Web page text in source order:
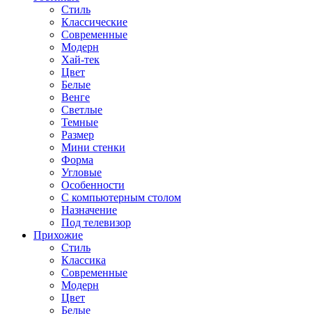
Стиль
Классические
Современные
Модерн
Хай-тек
Цвет
Белые
Венге
Светлые
Темные
Размер
Мини стенки
Форма
Угловые
Особенности
С компьютерным столом
Назначение
Под телевизор
Прихожие
Стиль
Классика
Современные
Модерн
Цвет
Белые